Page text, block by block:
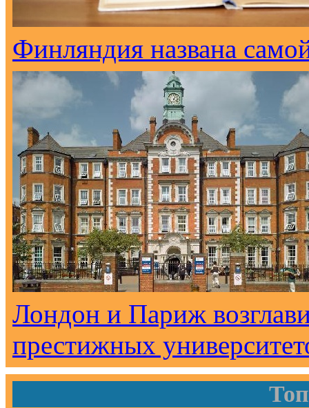
Финляндия названа
Лондон и Париж
престижных